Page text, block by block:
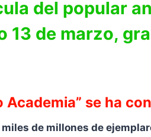
del popular
13 de marzo,
Academia” se ha
de millones de